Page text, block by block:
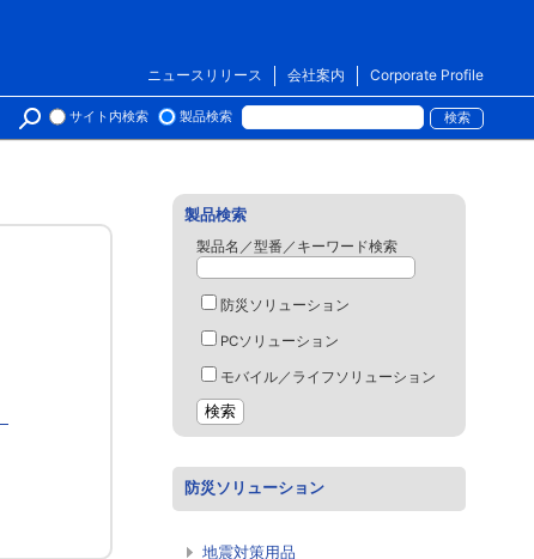
Corporate Profile
会社案内
ニュースリリース
サイト内検索 製品検索
製品検索
製品名／型番／キーワード検索
防災ソリューション
PCソリューション
モバイル／ライフソリューション
防災ソリューション
地震対策用品